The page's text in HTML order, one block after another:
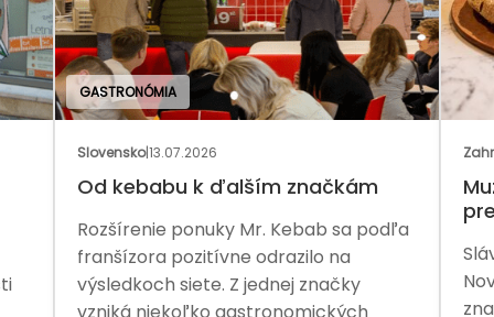
Zahraničie|02.07.2026
Muž, ktorý pomohol Arby’s,
Slávnu franšízu čaká ďalšia etapa.
Nový vlastník chce obnoviť rast
značky aj jej silnejšiu pozíciu na trhu.